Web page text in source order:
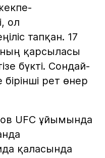
ол
тапқан. 17
қарсыласы
бүкті. Сондай-
рет өнер
UFC ұйымында
қаласында